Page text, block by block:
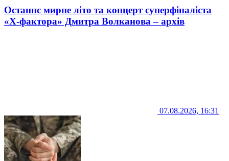
Останнє мирне літо та концерт суперфіналіста
«Х-фактора» Дмитра Волканова – архів
07.08.2026, 16:31